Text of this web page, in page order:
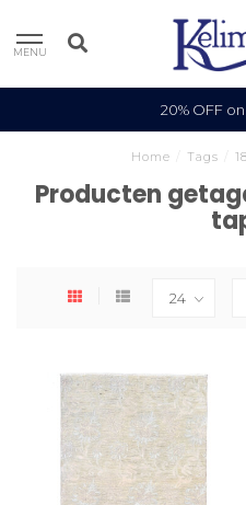
MENU
20% OFF
Home Tags
Producten